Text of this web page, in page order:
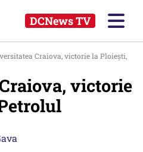
DCNews TV
Craiova, victorie la Ploiești,
victorie